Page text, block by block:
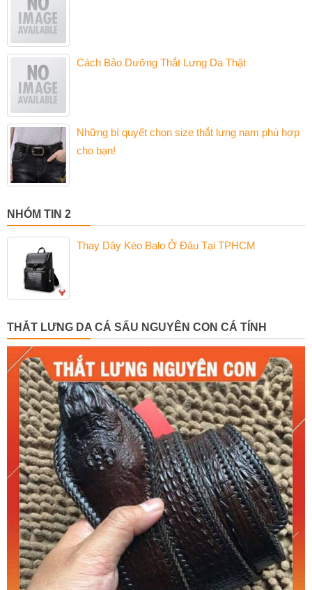
Cách Bảo Dưỡng Thắt Lưng Da Thật
Những bí quyết chọn size thắt lưng nam phù hợp
cho bạn!
NHÓM TIN 2
Thay Dây Kéo Balo Ở Đâu Tại TPHCM
THẮT LƯNG DA CÁ SẤU NGUYÊN CON CÁ TÍNH